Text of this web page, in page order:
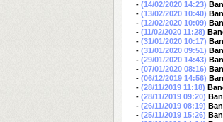
- (14/02/2020 14:23)
- (13/02/2020 10:40)
- (12/02/2020 10:09)
- (11/02/2020 11:28)
- (31/01/2020 10:17)
- (31/01/2020 09:51)
- (29/01/2020 14:43)
- (07/01/2020 08:16)
- (06/12/2019 14:56)
- (28/11/2019 11:18)
- (28/11/2019 09:20)
- (26/11/2019 08:19)
- (25/11/2019 15:26)